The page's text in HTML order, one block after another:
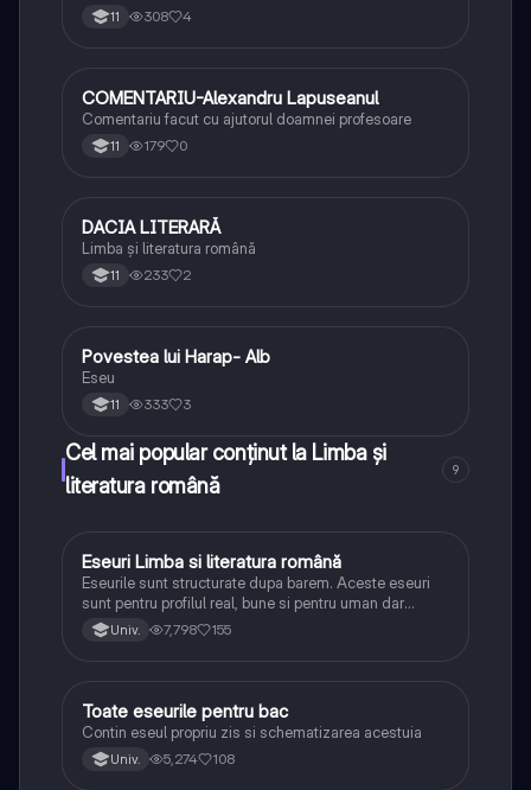
11 308 4
Limba și literatura română
COMENTARIU-Alexandru Lapuseanul
Comentariu facut cu ajutorul doamnei profesoare
11 179 0
Limba și literatura română
DACIA LITERARĂ
Limba și literatura română
11 233 2
Limba și literatura română
Povestea lui Harap- Alb
Eseu
11 333 3
Cel mai popular conținut la Limba și
literatura română
9
Limba și literatura română
Eseuri Limba si literatura română
Eseurile sunt structurate dupa barem. Aceste eseuri
sunt pentru profilul real, bune si pentru uman dar
lipsesc relatiile dintre personaje si caracrerizarile.
Univ. 7,798 155
Limba și literatura română
Toate eseurile pentru bac
Contin eseul propriu zis si schematizarea acestuia
Univ. 5,274 108